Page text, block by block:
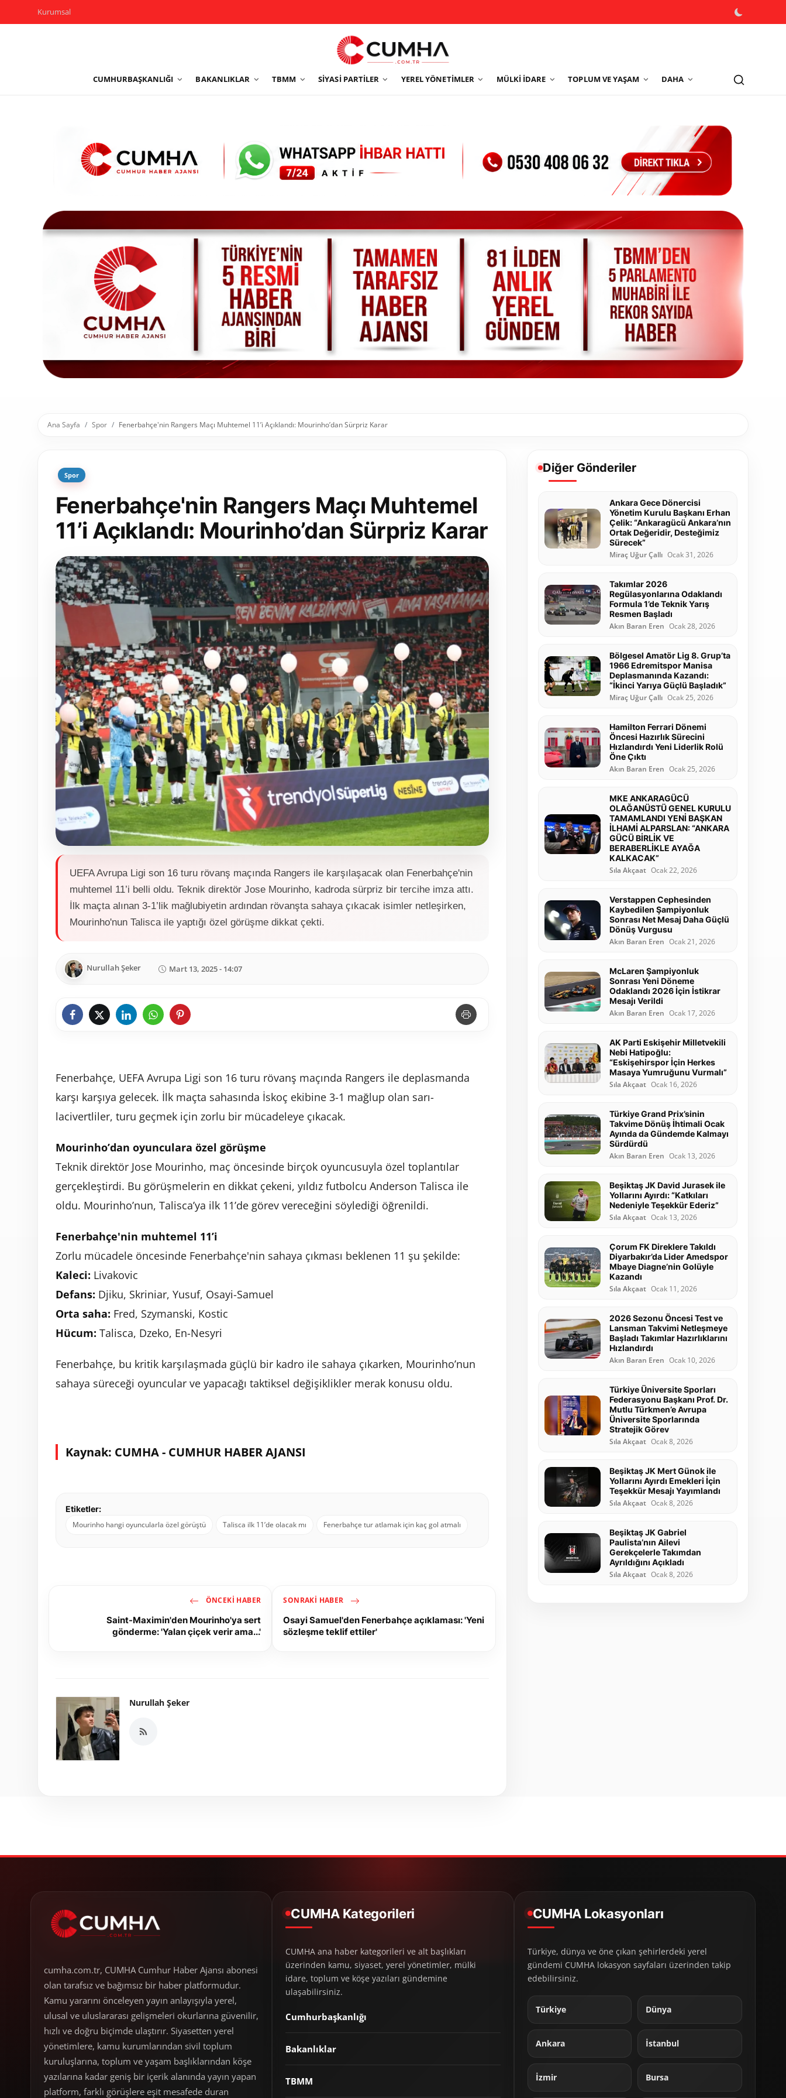
Kurumsal
CUMHURBAŞKANLIĞI BAKANLIKLAR TBMM SIYASI PARTILER YEREL YÖNETIMLER MÜLKI İDARE TOPLUM VE YAŞAM DAHA
Yerel Yönetimler
Sivil Toplum Kuruluşları
Kamu Kurumları ve Üst Kurullar
Resmi Reklamlar
Ana Sayfa Spor Fenerbahçe'nin Rangers Maçı Muhtemel 11’i Açıklandı: Mourinho’dan Sürpriz Karar
Spor
Fenerbahçe'nin Rangers Maçı Muhtemel
11’i Açıklandı: Mourinho’dan Sürpriz Karar
UEFA Avrupa Ligi son 16 turu rövanş maçında Rangers ile karşılaşacak olan Fenerbahçe'nin
muhtemel 11’i belli oldu. Teknik direktör Jose Mourinho, kadroda sürpriz bir tercihe imza attı.
İlk maçta alınan 3-1’lik mağlubiyetin ardından rövanşta sahaya çıkacak isimler netleşirken,
Mourinho'nun Talisca ile yaptığı özel görüşme dikkat çekti.
Nurullah Şeker Mart 13, 2025 - 14:07
Fenerbahçe, UEFA Avrupa Ligi son 16 turu rövanş maçında Rangers ile deplasmanda
karşı karşıya gelecek. İlk maçta sahasında İskoç ekibine 3-1 mağlup olan sarı-
lacivertliler, turu geçmek için zorlu bir mücadeleye çıkacak.
Mourinho’dan oyunculara özel görüşme
Teknik direktör Jose Mourinho, maç öncesinde birçok oyuncusuyla özel toplantılar
gerçekleştirdi. Bu görüşmelerin en dikkat çekeni, yıldız futbolcu Anderson Talisca ile
oldu. Mourinho’nun, Talisca’ya ilk 11’de görev vereceğini söylediği öğrenildi.
Fenerbahçe'nin muhtemel 11’i
Zorlu mücadele öncesinde Fenerbahçe'nin sahaya çıkması beklenen 11 şu şekilde:
Kaleci: Livakovic
Defans: Djiku, Skriniar, Yusuf, Osayi-Samuel
Orta saha: Fred, Szymanski, Kostic
Hücum: Talisca, Dzeko, En-Nesyri
Fenerbahçe, bu kritik karşılaşmada güçlü bir kadro ile sahaya çıkarken, Mourinho’nun
sahaya süreceği oyuncular ve yapacağı taktiksel değişiklikler merak konusu oldu.
Kaynak: CUMHA - CUMHUR HABER AJANSI
Etiketler:
Mourinho hangi oyuncularla özel görüştü
Talisca ilk 11’de olacak mı Fenerbahçe tur atlamak için kaç gol atmalı
ÖNCEKI HABER
Saint-Maximin'den Mourinho'ya sert
gönderme: 'Yalan çiçek verir ama...'
SONRAKI HABER
Osayi Samuel'den Fenerbahçe açıklaması: 'Yeni
sözleşme teklif ettiler'
Nurullah Şeker
Diğer Gönderiler
Ankara Gece Dönercisi
Yönetim Kurulu Başkanı Erhan
Çelik: “Ankaragücü Ankara’nın
Ortak Değeridir, Desteğimiz
Sürecek”
Miraç Uğur Çallı Ocak 31, 2026
Takımlar 2026
Regülasyonlarına Odaklandı
Formula 1’de Teknik Yarış
Resmen Başladı
Akın Baran Eren Ocak 28, 2026
Bölgesel Amatör Lig 8. Grup’ta
1966 Edremitspor Manisa
Deplasmanında Kazandı:
“İkinci Yarıya Güçlü Başladık”
Miraç Uğur Çallı Ocak 25, 2026
Hamilton Ferrari Dönemi
Öncesi Hazırlık Sürecini
Hızlandırdı Yeni Liderlik Rolü
Öne Çıktı
Akın Baran Eren Ocak 25, 2026
MKE ANKARAGÜCÜ
OLAĞANÜSTÜ GENEL KURULU
TAMAMLANDI YENİ BAŞKAN
İLHAMİ ALPARSLAN: “ANKARA
GÜCÜ BİRLİK VE
BERABERLİKLE AYAĞA
KALKACAK”
Sıla Akçaat Ocak 22, 2026
Verstappen Cephesinden
Kaybedilen Şampiyonluk
Sonrası Net Mesaj Daha Güçlü
Dönüş Vurgusu
Akın Baran Eren Ocak 21, 2026
McLaren Şampiyonluk
Sonrası Yeni Döneme
Odaklandı 2026 İçin İstikrar
Mesajı Verildi
Akın Baran Eren Ocak 17, 2026
AK Parti Eskişehir Milletvekili
Nebi Hatipoğlu:
“Eskişehirspor İçin Herkes
Masaya Yumruğunu Vurmalı”
Sıla Akçaat Ocak 16, 2026
Türkiye Grand Prix’sinin
Takvime Dönüş İhtimali Ocak
Ayında da Gündemde Kalmayı
Sürdürdü
Akın Baran Eren Ocak 13, 2026
Beşiktaş JK David Jurasek ile
Yollarını Ayırdı: “Katkıları
Nedeniyle Teşekkür Ederiz”
Sıla Akçaat Ocak 13, 2026
Çorum FK Direklere Takıldı
Diyarbakır’da Lider Amedspor
Mbaye Diagne’nin Golüyle
Kazandı
Sıla Akçaat Ocak 11, 2026
2026 Sezonu Öncesi Test ve
Lansman Takvimi Netleşmeye
Başladı Takımlar Hazırlıklarını
Hızlandırdı
Akın Baran Eren Ocak 10, 2026
Türkiye Üniversite Sporları
Federasyonu Başkanı Prof. Dr.
Mutlu Türkmen’e Avrupa
Üniversite Sporlarında
Stratejik Görev
Sıla Akçaat Ocak 8, 2026
Beşiktaş JK Mert Günok ile
Yollarını Ayırdı Emekleri İçin
Teşekkür Mesajı Yayımlandı
Sıla Akçaat Ocak 8, 2026
Beşiktaş JK Gabriel
Paulista’nın Ailevi
Gerekçelerle Takımdan
Ayrıldığını Açıkladı
Sıla Akçaat Ocak 8, 2026
cumha.com.tr, CUMHA Cumhur Haber Ajansı abonesi
olan tarafsız ve bağımsız bir haber platformudur.
Kamu yararını önceleyen yayın anlayışıyla yerel,
ulusal ve uluslararası gelişmeleri okurlarına güvenilir,
hızlı ve doğru biçimde ulaştırır. Siyasetten yerel
yönetimlere, kamu kurumlarından sivil toplum
kuruluşlarına, toplum ve yaşam başlıklarından köşe
yazılarına kadar geniş bir içerik alanında yayın yapan
platform, farklı görüşlere eşit mesafede duran
CUMHA Kategorileri
CUMHA ana haber kategorileri ve alt başlıkları
üzerinden kamu, siyaset, yerel yönetimler, mülki
idare, toplum ve köşe yazıları gündemine
ulaşabilirsiniz.
Cumhurbaşkanlığı
Bakanlıklar
TBMM
CUMHA Lokasyonları
Türkiye, dünya ve öne çıkan şehirlerdeki yerel
gündemi CUMHA lokasyon sayfaları üzerinden takip
edebilirsiniz.
Türkiye Dünya
Ankara İstanbul
İzmir Bursa